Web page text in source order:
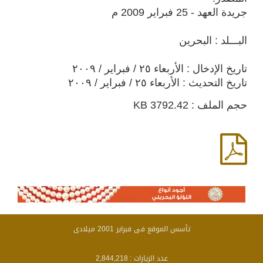
جريدة العهد - 25 فبراير 2009 م
البـــلد : البحرين
تاريخ الإدخال : الأربعاء ٢٥ / فبراير / ٢٠٠٩
تاريخ التحديث : الأربعاء ٢٥ / فبراير / ٢٠٠٩
حجم الملف : 3792.42 KB
تأسس الموقع فى فبراير 2001 ميلادى
عدد الزيارات : 2,844,218